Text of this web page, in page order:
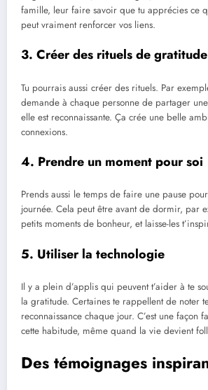
famille, leur faire savoir que tu apprécies ce
peut vraiment renforcer vos liens.
3. Créer des rituels de gratitude
Tu pourrais aussi créer des rituels. Par
demande à chaque personne de partager
elle est reconnaissante. Ça crée une belle
connexions.
4. Prendre un moment pour soi
Prends aussi le temps de faire une pause
journée. Cela peut être avant de dormir, par
petits moments de bonheur, et laisse-les
5. Utiliser la technologie
Il y a plein d’applis qui peuvent t’aider à te
la gratitude. Certaines te rappellent de noter
reconnaissance chaque jour. C’est une façon
cette habitude, même quand la vie devient
Des témoignages